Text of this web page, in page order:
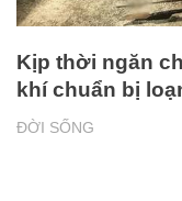
ĐỜI SỐNG
Kịp thời ngăn
khí chuẩn bị